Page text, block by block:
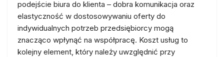
podejście biura do klienta – dobra komunikacja oraz
elastyczność w dostosowywaniu oferty do
indywidualnych potrzeb przedsiębiorcy mogą
znacząco wpłynąć na współpracę. Koszt usług to
kolejny element, który należy uwzględnić przy